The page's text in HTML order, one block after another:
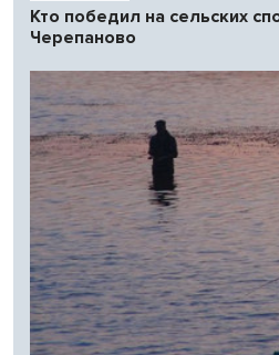
Кто победил на сельских
Черепаново